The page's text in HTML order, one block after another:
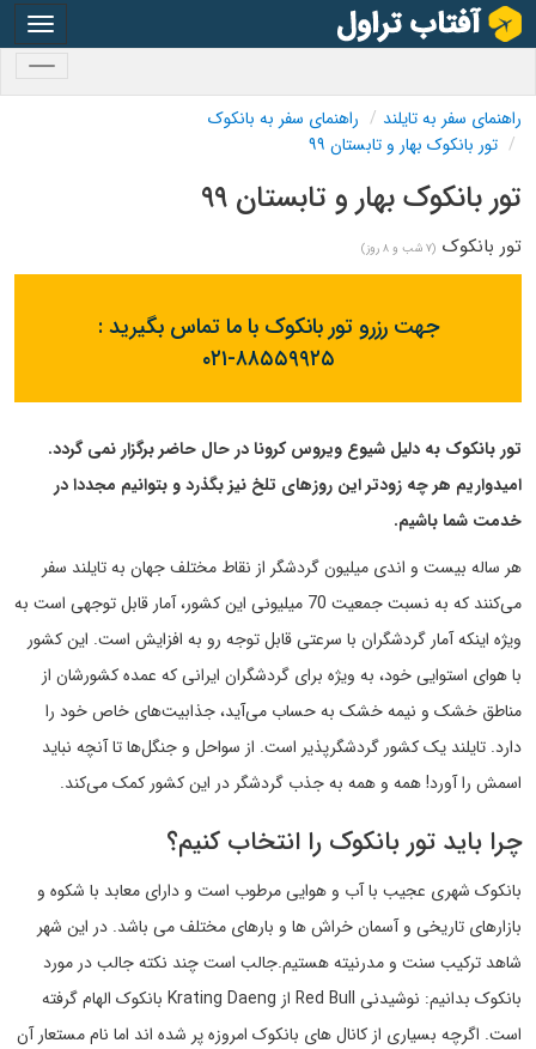
راهنمای سفر به تایلند
راهنمای سفر به بانکوک
تور بانکوک بهار و تابستان ۹۹
تور بانکوک بهار و تابستان ۹۹
تور بانکوک (۷ شب و ۸ روز)
جهت رزرو تور بانکوک با ما تماس بگیرید :
۰۲۱-۸۸۵۵۹۹۲۵
تور بانکوک به دلیل شیوع ویروس کرونا در حال حاضر برگزار نمی گردد.
امیدواریم هر چه زودتر این روزهای تلخ نیز بگذرد و بتوانیم مجددا در
خدمت شما باشیم.
هر ساله بیست و اندی میلیون گردشگر از نقاط مختلف جهان به تایلند سفر
می‌کنند که به نسبت جمعیت 70 میلیونی این کشور، آمار قابل توجهی است به
ویژه اینکه آمار گردشگران با سرعتی قابل توجه رو به افزایش است. این کشور
با هوای استوایی خود، به ویژه برای گردشگران ایرانی که عمده کشورشان از
مناطق خشک و نیمه خشک به حساب می‌آید، جذابیت‌های خاص خود را
دارد. تایلند یک کشور گردشگرپذیر است. از سواحل و جنگل‌ها تا آنچه نباید
اسمش را آورد! همه و همه به جذب گردشگر در این کشور کمک می‌کند.
چرا باید تور بانکوک را انتخاب کنیم؟
بانکوک شهری عجیب با آب و هوایی مرطوب است و دارای معابد با شکوه و
بازارهای تاریخی و آسمان خراش ها و بارهای مختلف می باشد. در این شهر
شاهد ترکیب سنت و مدرنیته هستیم.جالب است چند نکته جالب در مورد
بانکوک بدانیم: نوشیدنی Red Bull از Krating Daeng بانکوک الهام گرفته
است. اگرچه بسیاری از کانال های بانکوک امروزه پر شده اند اما نام مستعار آن